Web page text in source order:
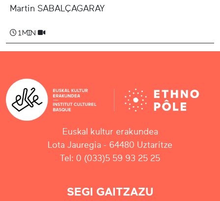
Martin SABALÇAGARAY
1 min
Euskal kultur erakundea
Lota Jauregia - 64480 Uztaritze
Tel: 0 (033)5 59 93 25 25
SEGI GAITZAZU